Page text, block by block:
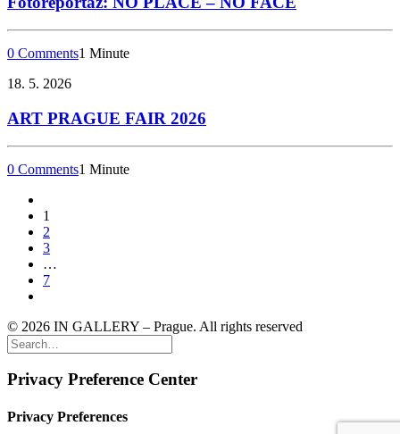
0 Comments1 Minute
18. 5. 2026
ART PRAGUE FAIR 2026
0 Comments1 Minute
1
2
3
…
7
© 2026 IN GALLERY – Prague. All rights reserved
Privacy Preference Center
Privacy Preferences